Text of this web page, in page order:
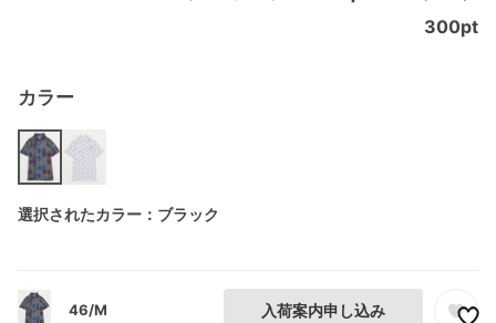
カラー
選択されたカラー：ブラック
46/M 入荷案内申し込み
300pt